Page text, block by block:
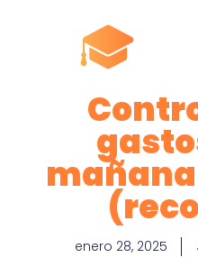
enero 28, 2025